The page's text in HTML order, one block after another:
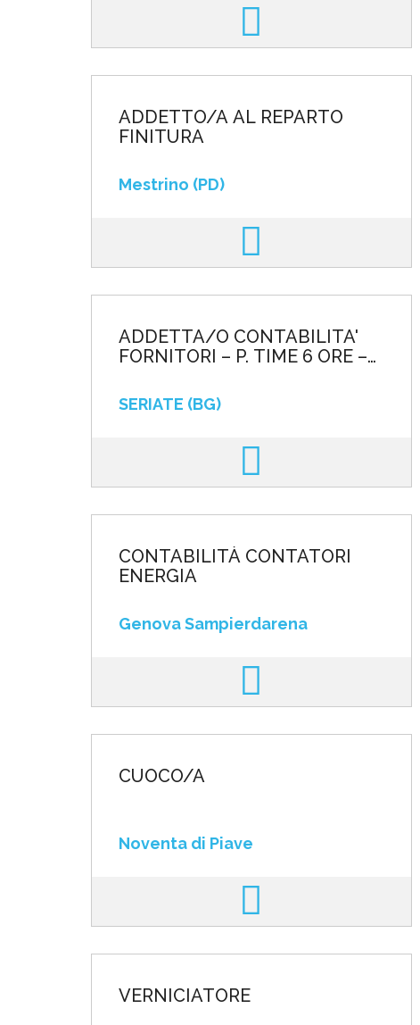
INVIA CV
ADDETTO/A AL REPARTO
FINITURA
Mestrino (PD)
ADDETTA/O CONTABILITA'
FORNITORI – P. TIME 6 ORE –
SERIATE (BG)
CONTABILITÀ CONTATORI
ENERGIA
Genova Sampierdarena
CUOCO/A
Noventa di Piave
VERNICIATORE